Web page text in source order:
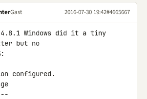
Gast 2016-07-30 19:42#4665667
Windows did it a tiny
but no